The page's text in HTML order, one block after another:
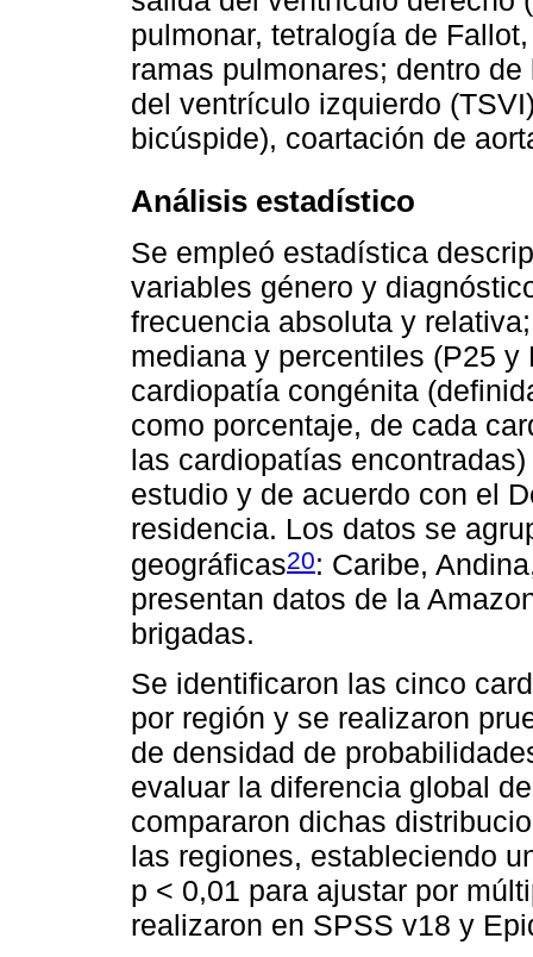
pulmonar, tetralogía de
ramas pulmonares; dentro
del ventrículo izquierdo
bicúspide), coartación de
Análisis estadístico
Se empleó estadística
variables género y
frecuencia absoluta y
mediana y percentiles (P25
cardiopatía congénita
como porcentaje, de cada
las cardiopatías
estudio y de acuerdo con el
residencia. Los datos se
geográficas20: Caribe,
presentan datos de la
brigadas.
Se identificaron las cinco
por región y se realizaron
de densidad de
evaluar la diferencia global
compararon dichas
las regiones, estableciendo
p < 0,01 para ajustar por
realizaron en SPSS v18 y